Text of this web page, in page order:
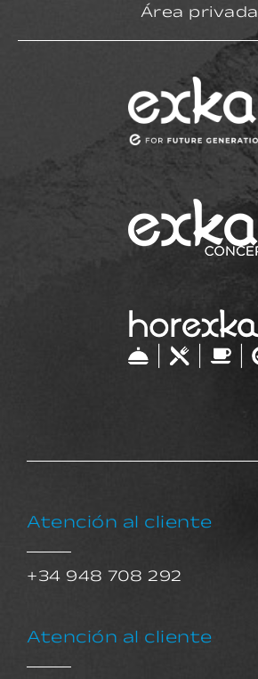
Área privada
Atención al cliente
+34 948 708 292
Atención al cliente